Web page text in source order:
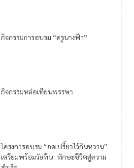
กิจกรรมการอบรม “ครูนางฟ้า”
กิจกรรมหล่อเทียนพรรษา
โครงการอบรม “อดเปรี้ยวไว้กินหวาน”
เตรียมพร้อมวัยทีน : ทักษะชีวิตสู่ความ